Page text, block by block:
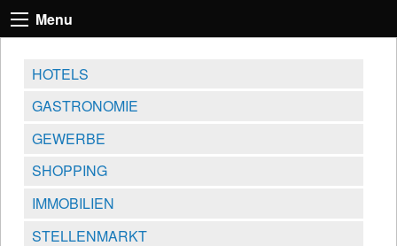
Menu
HOTELS
GASTRONOMIE
GEWERBE
SHOPPING
IMMOBILIEN
STELLENMARKT